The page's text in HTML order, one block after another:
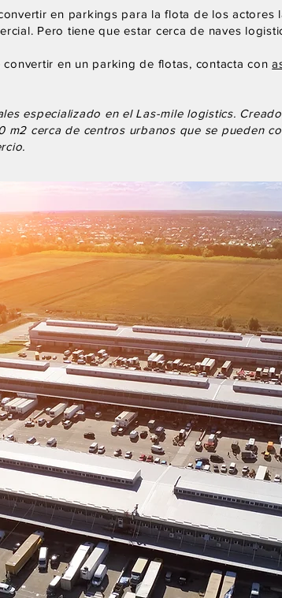
en parkings para la flota de los actores
Pero tiene que estar cerca de naves
en un parking de flotas, contacta con
especializado en el Las-mile logistics.
m2 cerca de centros urbanos que se pueden